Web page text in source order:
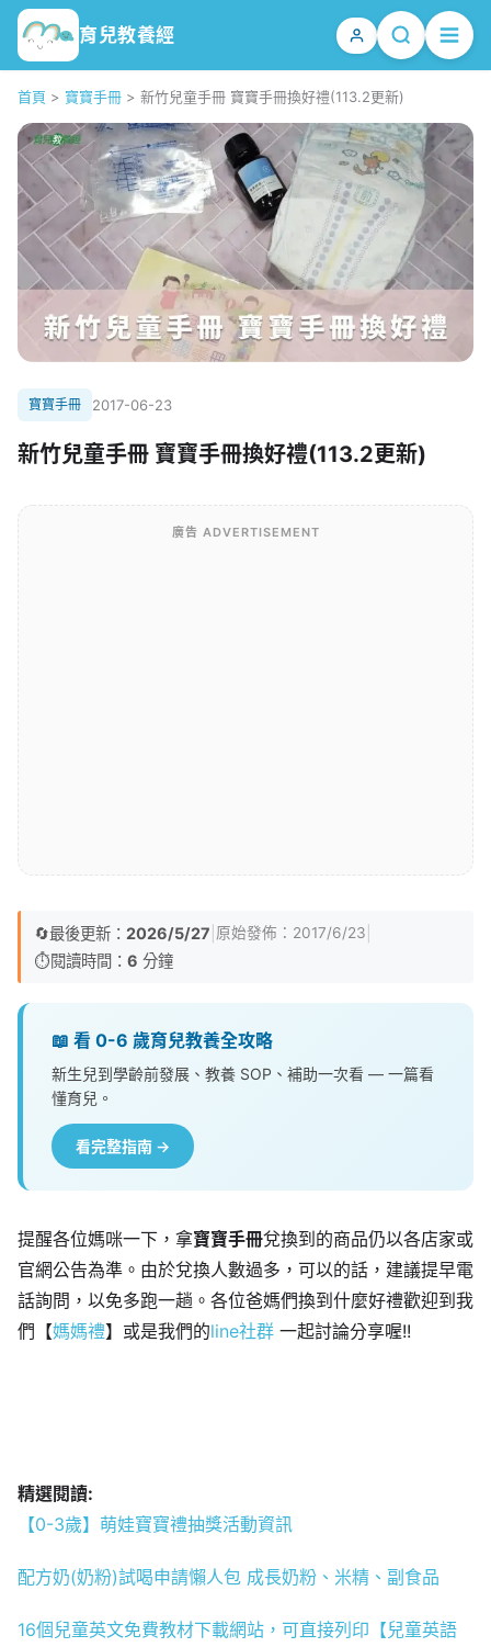
育兒教養經
首頁 > 寶寶手冊 > 新竹兒童手冊 寶寶手冊換好禮(113.2更新)
寶寶手冊 2017-06-23
新竹兒童手冊 寶寶手冊換好禮(113.2更新)
廣告 ADVERTISEMENT
🔄最後更新： 2026/5/27 原始發佈： 2017/6/23
⏱️閱讀時間： 6 分鐘
📖 看 0-6 歲育兒教養全攻略
新生兒到學齡前發展、教養 SOP、補助一次看 — 一篇看
懂育兒。
看完整指南 →
提醒各位媽咪一下，拿寶寶手冊兌換到的商品仍以各店家或
官網公告為準。由於兌換人數過多，可以的話，建議提早電
話詢問，以免多跑一趟。各位爸媽們換到什麼好禮歡迎到我
們【媽媽禮】或是我們的line社群 一起討論分享喔!!
精選閱讀:
【0-3歲】萌娃寶寶禮抽獎活動資訊
配方奶(奶粉)試喝申請懶人包 成長奶粉、米精、副食品
16個兒童英文免費教材下載網站，可直接列印【兒童英語